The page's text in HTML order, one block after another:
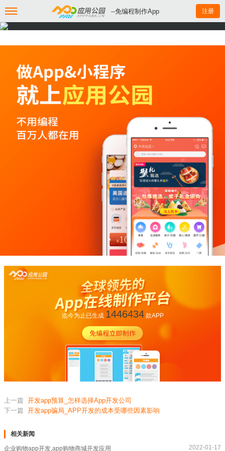
--免编程制作App 注册
迄今为止已生成 1446434款APP
上一篇 开发app预算_怎样选择App开发公司
下一篇 开发app骗局_APP开发的成本受哪些因素影响
相关新闻
企业购物app开发,app购物商城开发应用 2022-01-17